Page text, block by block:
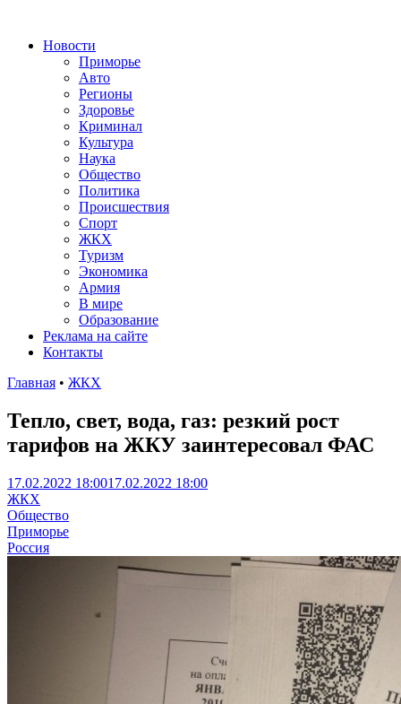
Новости
Приморье
Авто
Регионы
Здоровье
Криминал
Культура
Наука
Общество
Политика
Происшествия
Спорт
ЖКХ
Туризм
Экономика
Армия
В мире
Образование
Реклама на сайте
Контакты
Главная • ЖКХ
Тепло, свет, вода, газ: резкий рост
тарифов на ЖКУ заинтересовал ФАС
17.02.2022 18:0017.02.2022 18:00
ЖКХ
Общество
Приморье
Россия